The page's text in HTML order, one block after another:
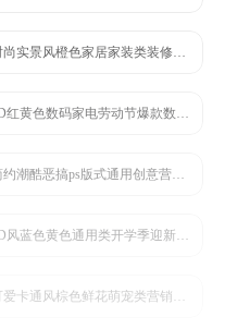
时尚实景风橙色家居家装类装修公司服务营销手机全屏海报
3D红黄色数码家电劳动节爆款数码好物放肆购电商竖版海报
简约潮酷恶搞ps版式通用创意营销手机海报
3D风蓝色黄色通用类开学季迎新活动通知手机全屏海报
可爱卡通风棕色鲜花萌宠类营销带货萌宠领养活动营销手机全屏海报